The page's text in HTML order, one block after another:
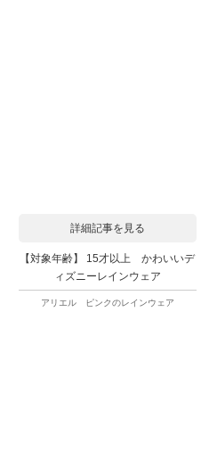
詳細記事を見る
【対象年齢】 15才以上 かわいいデ
ィズニーレインウェア
アリエル ピンクのレインウェア